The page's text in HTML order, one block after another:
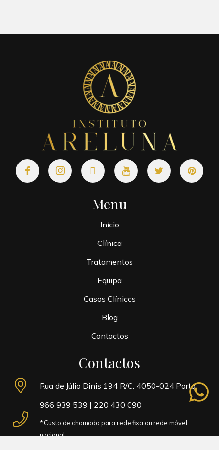
Menu
Início
Clínica
Tratamentos
Equipa
Casos Clínicos
Blog
Contactos
Contactos
Rua de Júlio Dinis 194 R/C, 4050-024 Porto
966 939 539 | 220 430 090
* Custo de chamada para rede fixa ou rede móvel
nacional
whatsapp